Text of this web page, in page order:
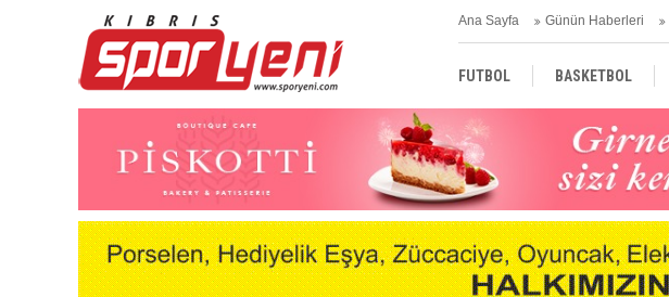
Ana Sayfa Günün Haberleri
FUTBOL BASKETBOL
TÜRKİYE AVRUPA